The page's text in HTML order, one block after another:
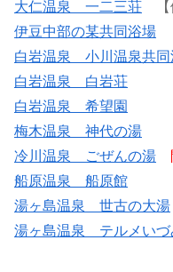
大仁温泉 一二三荘
伊豆中部の某共同浴場
白岩温泉 小川温泉共同
白岩温泉 白岩荘
白岩温泉 希望園
梅木温泉 神代の湯
冷川温泉 ごぜんの湯
船原温泉 船原館
湯ヶ島温泉 世古の大湯
湯ヶ島温泉 テルメいづ